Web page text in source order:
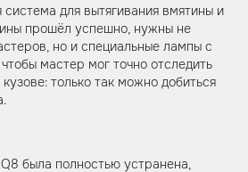
система для вытягивания вмятины и
прошёл успешно, нужны не
но и специальные лампы с
мастер мог точно отследить
только так можно добиться
была полностью устранена,